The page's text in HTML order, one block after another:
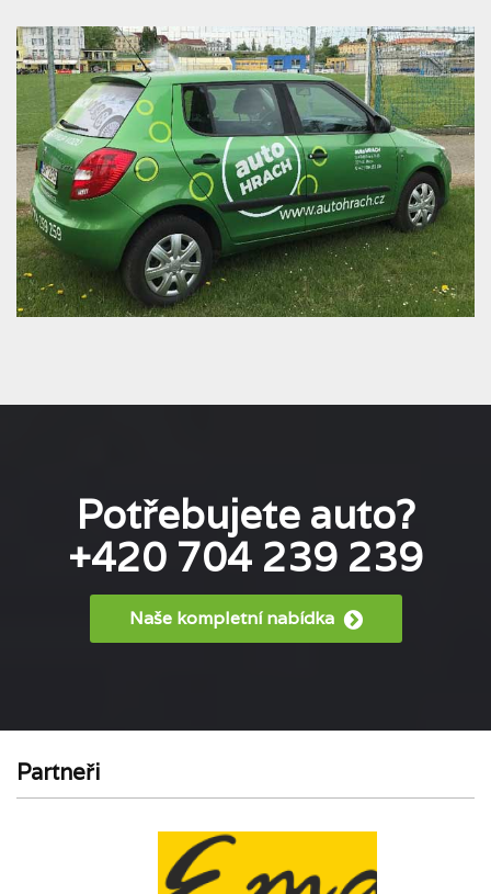
Potřebujete auto?
+420 704 239 239
Naše kompletní nabídka
Partneři